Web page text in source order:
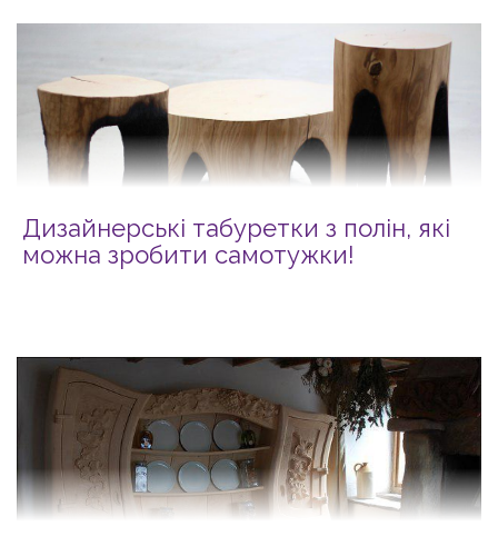
Дизайнерські табуретки з полін, які
можна зробити самотужки!